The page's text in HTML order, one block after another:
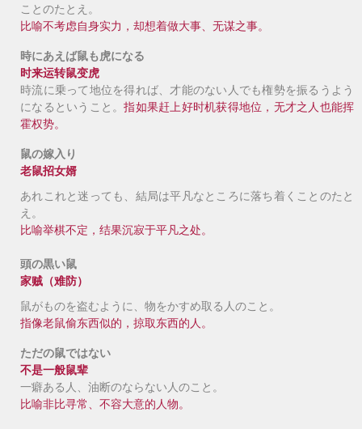
ことのたとえ。
比喻不考虑自身实力，却想着做大事、无谋之事。
時にあえば鼠も虎になる
时来运转鼠变虎
時流に乗って地位を得れば、才能のない人でも権勢を振るうよう
になるということ。指如果赶上好时机获得地位，无才之人也能挥
霍权势。
鼠の嫁入り
老鼠招女婿
あれこれと迷っても、結局は平凡なところに落ち着くことのたと
え。
比喻举棋不定，结果沉寂于平凡之处。
頭の黒い鼠
家贼（难防）
鼠がものを盗むように、物をかすめ取る人のこと。
指像老鼠偷东西似的，掠取东西的人。
ただの鼠ではない
不是一般鼠辈
一癖あ る 人、油断のならない人のこと。
比喻非比寻常、不容大意的人物。